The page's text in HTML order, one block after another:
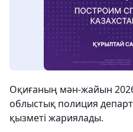
Оқиғаның мән-жайын
облыстық полиция
қызметі жариялады.